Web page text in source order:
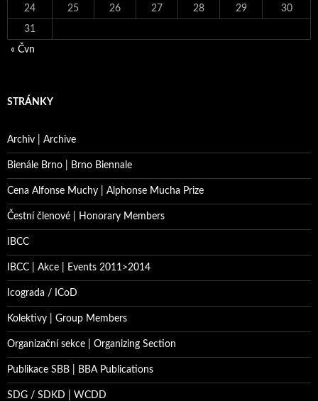
24 25 26 27 28 29 30
31
« Čvn
STRÁNKY
Archiv | Archive
Bienále Brno | Brno Biennale
Cena Alfonse Muchy | Alphonse Mucha Prize
Čestní členové | Honorary Members
IBCC
IBCC | Akce | Events 2011>2014
Icograda / ICoD
Kolektivy | Group Members
Organizační sekce | Organizing Section
Publikace SBB | BBA Publications
SDG / SDKD | WCDD